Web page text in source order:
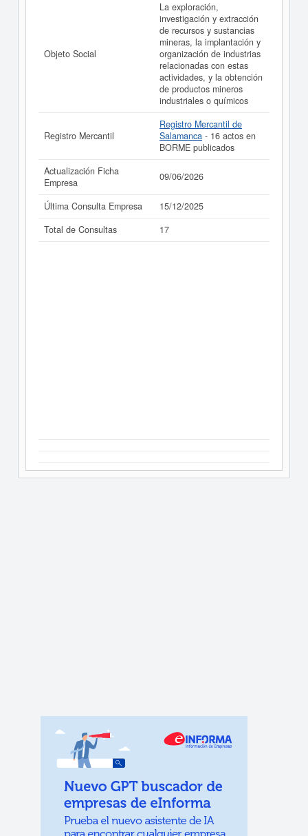
Objeto Social
La exploración,
investigación y extracción
de recursos y sustancias
mineras, la implantación y
organización de industrias
relacionadas con estas
actividades, y la obtención
de productos mineros
industriales o químicos
Registro Mercantil
Registro Mercantil de
Salamanca - 16 actos en
BORME publicados
Actualización Ficha
Empresa
09/06/2026
Última Consulta Empresa
15/12/2025
Total de Consultas
17